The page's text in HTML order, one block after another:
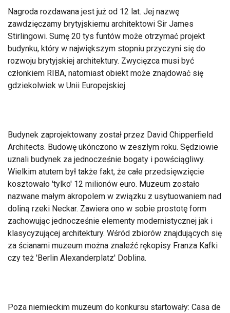
Nagroda rozdawana jest już od 12 lat. Jej nazwę
zawdzięczamy brytyjskiemu architektowi Sir James
Stirlingowi. Sumę 20 tys funtów może otrzymać projekt
budynku, który w największym stopniu przyczyni się do
rozwoju brytyjskiej architektury. Zwycięzca musi być
członkiem RIBA, natomiast obiekt może znajdować się
gdziekolwiek w Unii Europejskiej.
Budynek zaprojektowany został przez David Chipperfield
Architects. Budowę ukónczono w zeszłym roku. Sędziowie
uznali budynek za jednocześnie bogaty i powściągliwy.
Wielkim atutem był także fakt, że całe przedsięwzięcie
kosztowało 'tylko' 12 milionów euro. Muzeum zostało
nazwane małym akropolem w związku z usytuowaniem nad
doliną rzeki Neckar. Zawiera ono w sobie prostotę form
zachowując jednocześnie elementy modernistycznej jak i
klasycyzującej architektury. Wśród zbiorów znajdujących się
za ścianami muzeum można znaleźć rękopisy Franza Kafki
czy też 'Berlin Alexanderplatz' Doblina.
Poza niemieckim muzeum do konkursu startowały: Casa de